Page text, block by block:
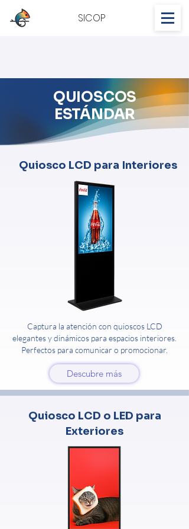
SICOP
QUIOSCOS
ESTÁNDAR
Quiosco LCD para Interiores
Captura la atención con quioscos LCD
elegantes y dinámicos para espacios interiores.
Perfectos para comunicar o promocionar.
Descubre más
Quiosco LCD o LED para
Exteriores